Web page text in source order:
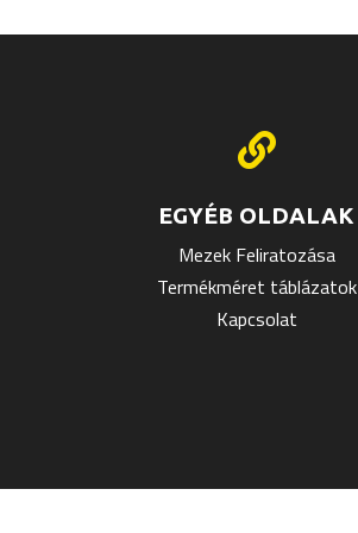

EGYÉB OLDALAK
Mezek Feliratozása
Termékméret táblázatok
Kapcsolat